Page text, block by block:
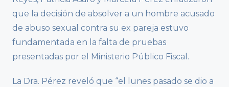
que la decisión de absolver a un hombre acusado
de abuso sexual contra su ex pareja estuvo
fundamentada en la falta de pruebas
presentadas por el Ministerio Público Fiscal.
La Dra. Pérez reveló que “el lunes pasado se dio a